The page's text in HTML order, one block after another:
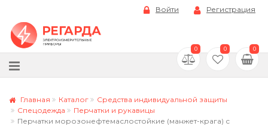
Войти Регистрация
0 0 0
Главная Каталог
Средства индивидуальной защиты
Спецодежда
Перчатки и рукавицы
Перчатки морозонефтемаслостойкие (манжет-крага) с